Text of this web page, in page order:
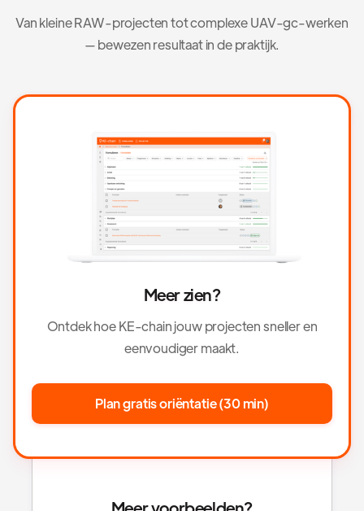
Van kleine RAW-projecten tot complexe UAV-gc-werken
— bewezen resultaat in de praktijk.
Meer zien?
Ontdek hoe KE-chain jouw projecten sneller en
eenvoudiger maakt.
Plan gratis oriëntatie (30 min)